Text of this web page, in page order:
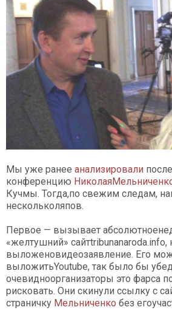
Мы уже ранее анализировали
конференцию
Кучмы. Тогда,по свежим следам,
нескольколяпов.
Первое — вызывает
«желтушний» сайтtribunanaroda.info,
выложеновидеозаявление. Его
выложитьYoutube, так было бы
очевидноорганизаторы это фарса
рисковать. Они скинули ссылку с
страничку Мельниченко без